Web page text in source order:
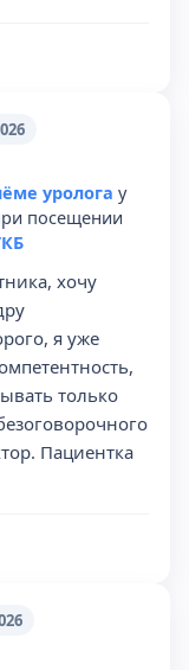
уролога у
посещении
хочу
я уже
только
Пациентка